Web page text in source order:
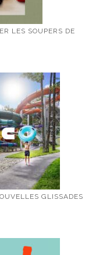
LES SOUPERS DE
GLISSADES